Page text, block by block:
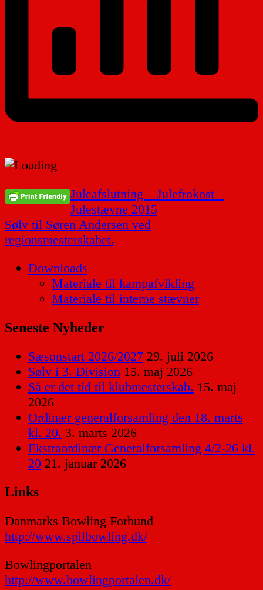
Indlægsnavigation
Juleafslutning – Julefrokost –
Julestævne 2015
Sølv til Søren Andersen ved
regionsmesterskabet.
Downloads
Materiale til kampafvikling
Materiale til interne stævner
Seneste Nyheder
Sæsonstart 2026/2027 29. juli 2026
Sølv i 3. Division 15. maj 2026
Så er det tid til klubmesterskab. 15. maj
2026
Ordinær generalforsamling den 18. marts
kl. 20. 3. marts 2026
Ekstraordinær Generalforsamling 4/2-26 kl.
20 21. januar 2026
Links
Danmarks Bowling Forbund
http://www.spilbowling.dk/
Bowlingportalen
http://www.bowlingportalen.dk/